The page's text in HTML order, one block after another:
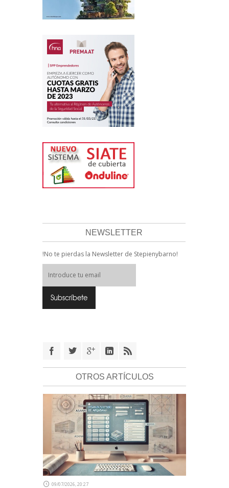
NEWSLETTER
!No te pierdas la Newsletter de Stepienybarno!
OTROS ARTÍCULOS
09/07/2026, 20:27